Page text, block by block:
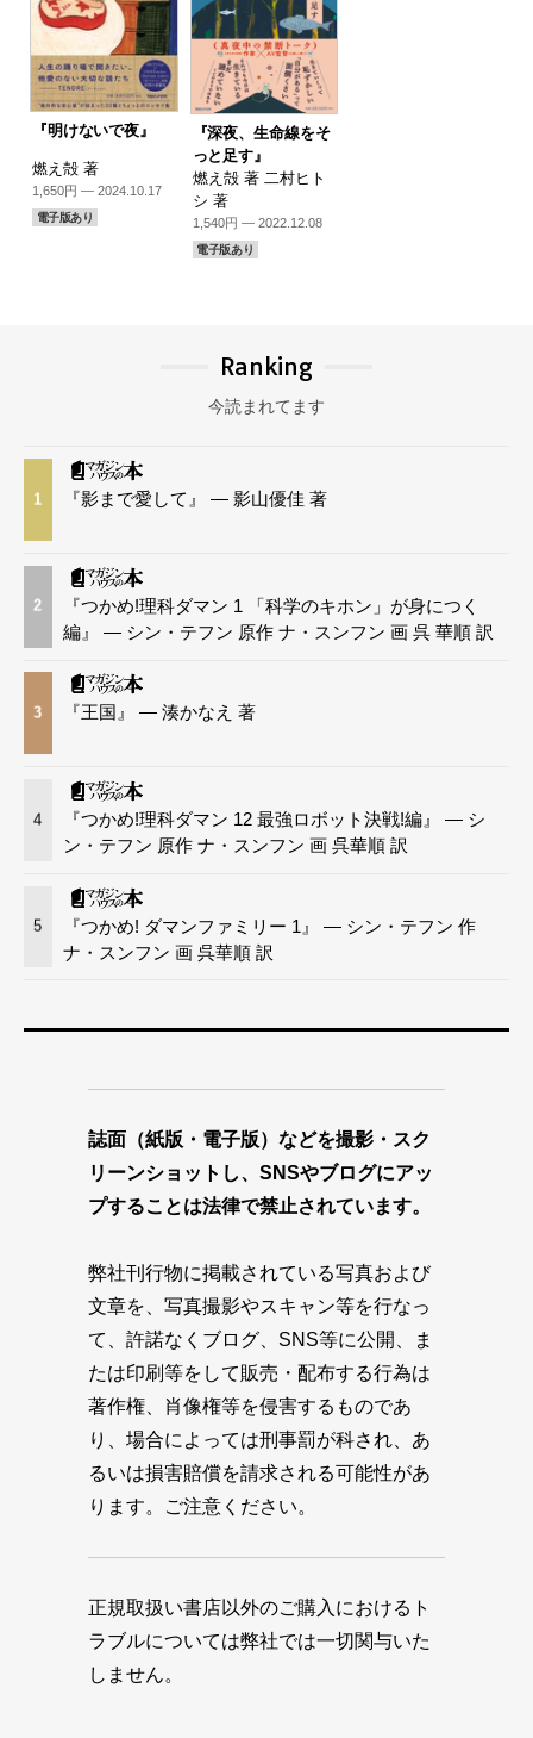
『明けないで夜』
燃え殻 著
1,650円 — 2024.10.17
電子版あり
『深夜、生命線をそ
っと足す』
燃え殻 著 二村ヒト
シ 著
1,540円 — 2022.12.08
電子版あり
Ranking
今読まれてます
1 『影まで愛して』 — 影山優佳 著
2
『つかめ!理科ダマン 1 「科学のキホン」が身につく
編』 — シン・テフン 原作 ナ・スンフン 画 呉 華順 訳
3 『王国』 — 湊かなえ 著
4
『つかめ!理科ダマン 12 最強ロボット決戦!編』 — シ
ン・テフン 原作 ナ・スンフン 画 呉華順 訳
5
『つかめ! ダマンファミリー 1』 — シン・テフン 作
ナ・スンフン 画 呉華順 訳
誌面（紙版・電子版）などを撮影・スク
リーンショットし、SNSやブログにアッ
プすることは法律で禁止されています。
弊社刊行物に掲載されている写真および
文章を、写真撮影やスキャン等を行なっ
て、許諾なくブログ、SNS等に公開、ま
たは印刷等をして販売・配布する行為は
著作権、肖像権等を侵害するものであ
り、場合によっては刑事罰が科され、あ
るいは損害賠償を請求される可能性があ
ります。ご注意ください。
正規取扱い書店以外のご購入におけるト
ラブルについては弊社では一切関与いた
しません。